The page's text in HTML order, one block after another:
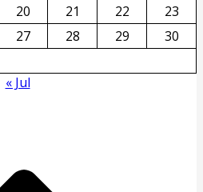
20 21 22
23
27 28 29
30
« Jul